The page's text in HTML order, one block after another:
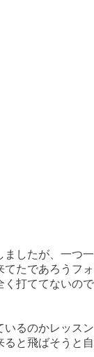
したが、一つ
たであろう
打ててないので
るのかレッスン
と飛ばそうと